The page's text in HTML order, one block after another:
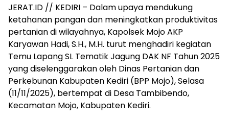
JERAT.ID // KEDIRI – Dalam upaya mendukung
ketahanan pangan dan meningkatkan produktivitas
pertanian di wilayahnya, Kapolsek Mojo AKP
Karyawan Hadi, S.H., M.H. turut menghadiri kegiatan
Temu Lapang SL Tematik Jagung DAK NF Tahun 2025
yang diselenggarakan oleh Dinas Pertanian dan
Perkebunan Kabupaten Kediri (BPP Mojo), Selasa
(11/11/2025), bertempat di Desa Tambibendo,
Kecamatan Mojo, Kabupaten Kediri.